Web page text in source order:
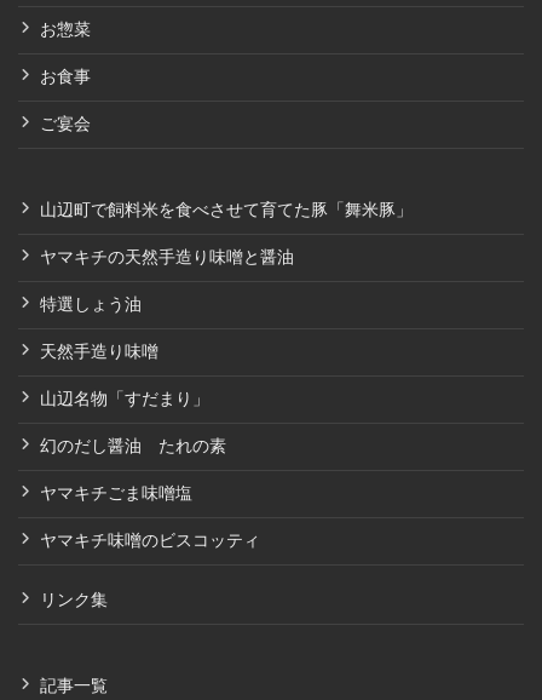
お惣菜
お食事
ご宴会
山辺町で飼料米を食べさせて育てた豚「舞米豚」
ヤマキチの天然手造り味噌と醤油
特選しょう油
天然手造り味噌
山辺名物「すだまり」
幻のだし醤油 たれの素
ヤマキチごま味噌塩
ヤマキチ味噌のビスコッティ
リンク集
記事一覧